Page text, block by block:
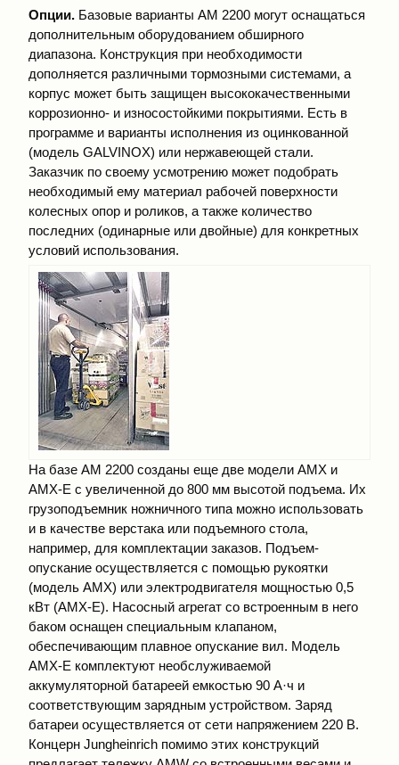
Опции. Базовые варианты АМ 2200 могут оснащаться
дополнительным оборудованием обширного
диапазона. Конструкция при необходимости
дополняется различными тормозными системами, а
корпус может быть защищен высококачественными
коррозионно- и износостойкими покрытиями. Есть в
программе и варианты исполнения из оцинкованной
(модель GALVINOX) или нержавеющей стали.
Заказчик по своему усмотрению может подобрать
необходимый ему материал рабочей поверхности
колесных опор и роликов, а также количество
последних (одинарные или двойные) для конкретных
условий использования.
На базе АМ 2200 созданы еще две модели АМХ и
АМХ-Е с увеличенной до 800 мм высотой подъема. Их
грузоподъемник ножничного типа можно использовать
и в качестве верстака или подъемного стола,
например, для комплектации заказов. Подъем-
опускание осуществляется с помощью рукоятки
(модель АМХ) или электродвигателя мощностью 0,5
кВт (АМХ-Е). Насосный агрегат со встроенным в него
баком оснащен специальным клапаном,
обеспечивающим плавное опускание вил. Модель
АМХ-Е комплектуют необслуживаемой
аккумуляторной батареей емкостью 90 А·ч и
соответствующим зарядным устройством. Заряд
батареи осуществляется от сети напряжением 220 В.
Концерн Jungheinrich помимо этих конструкций